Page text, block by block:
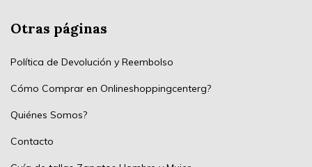
Otras páginas
Política de Devolución y Reembolso
Cómo Comprar en Onlineshoppingcenterg?
Quiénes Somos?
Contacto